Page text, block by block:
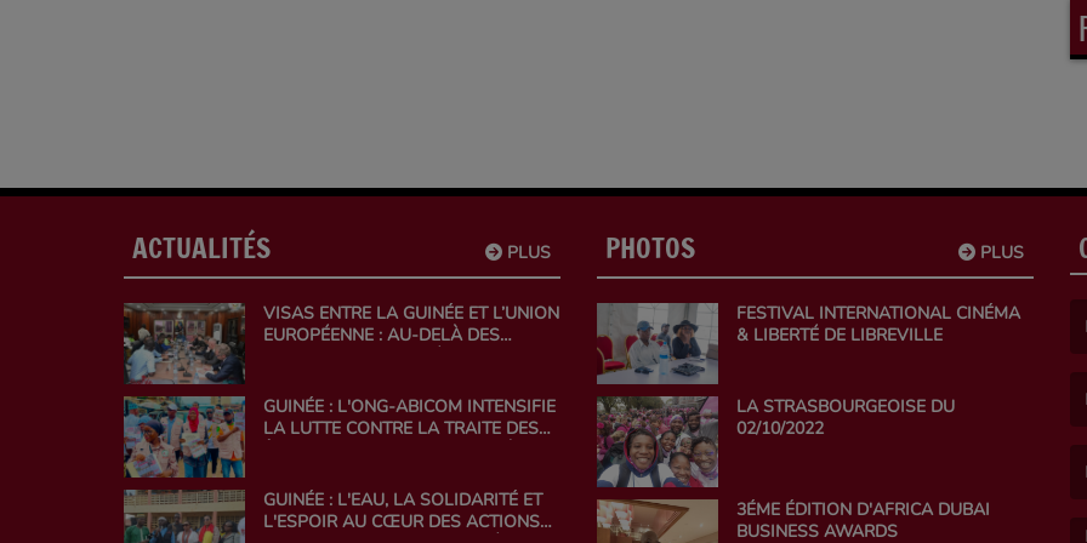
PLUS
ACTUALITÉS
VISAS ENTRE LA GUINÉE ET L’UNION
EUROPÉENNE : AU-DELÀ DES
GUINÉE : L'ONG-ABICOM INTENSIFIE
LA LUTTE CONTRE LA TRAITE DES
GUINÉE : L'EAU, LA SOLIDARITÉ ET
L'ESPOIR AU CŒUR DES ACTIONS
PLUS
PHOTOS
FESTIVAL INTERNATIONAL CINÉMA
& LIBERTÉ DE LIBREVILLE
LA STRASBOURGEOISE DU
02/10/2022
3ÉME ÉDITION D'AFRICA DUBAI
BUSINESS AWARDS